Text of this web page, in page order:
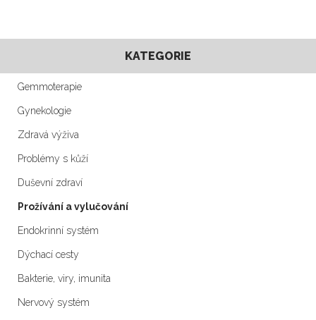
KATEGORIE
Gemmoterapie
Gynekologie
Zdravá výživa
Problémy s kůží
Duševní zdraví
Prožívání a vylučování
Endokrinní systém
Dýchací cesty
Bakterie, viry, imunita
Nervový systém